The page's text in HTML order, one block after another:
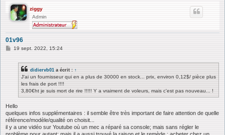
ziggy
Admin
01v96
M
19 sept. 2022, 15:24
didiervb01 a écrit : ↑
J'ai un fournisseur qui en a plus de 30000 en stock... prix, environ 0,12$/ pièce plus
les frais de port !!!!
3,80€ht je suis mort de rire !!!!! Y a vraiment de voleurs, mais c'est pas nouveau... !
Hello
quelques infos supplémentaires : il semble être très important de faire attention de quelle
référence/modèle/qualité on choisit...
il y a une vidéo sur Youtube où un mec a réparé sa console; mais sans régler le